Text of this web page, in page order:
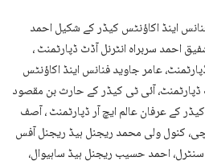
اینڈ اکاؤنٹس کیڈر کے شکیل احمد
احمد سربراہ انٹرنل آڈٹ ڈپارٹمنٹ ،
عامر جاوید فنانس اینڈ اکاؤنٹس
آئی ٹی کیڈر کے حارث بن مقصود
کے عرفان عالم ایچ آر ڈپارٹمنٹ ، آصف
کنول ولی محمد ریجنل ہیڈ ریجنل آفس
احمد حسیب ریجنل ہیڈ ساہیوال،